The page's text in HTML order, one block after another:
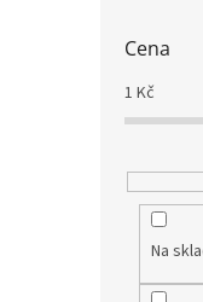
Cena
1 Kč
Na